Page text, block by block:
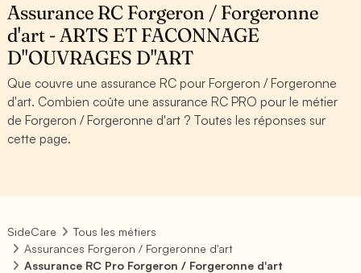
Assurance RC Forgeron / Forgeronne
d'art - ARTS ET FACONNAGE
D''OUVRAGES D''ART
Que couvre une assurance RC pour Forgeron / Forgeronne
d'art. Combien coûte une assurance RC PRO pour le métier
de Forgeron / Forgeronne d'art ? Toutes les réponses sur
cette page.
SideCare
Tous les métiers
Assurances Forgeron / Forgeronne d'art
Assurance RC Pro Forgeron / Forgeronne d'art